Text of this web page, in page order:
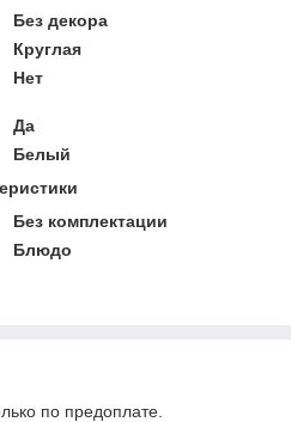
Без декора
Круглая
Нет
Да
Белый
Без комплектации
Блюдо
по предоплате.